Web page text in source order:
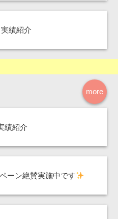
績紹介
more
績紹介
ーン絶賛実施中です